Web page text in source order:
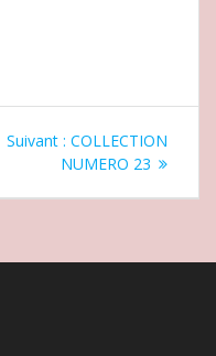
Suivant : Article
suivant
COLLECTION
NUMERO 23